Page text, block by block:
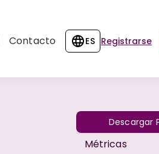
Contacto ES Registrarse
Descargar
Métricas